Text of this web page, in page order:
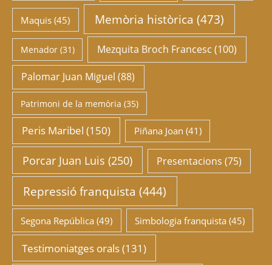
Maquis (45) Memòria històrica (473)
Menador(31) Mezquita Broch Francesc (100)
Palomar Juan Miguel (88)
Patrimoni de la memòria (35)
Peris Maribel (150) Piñana Joan (41)
Porcar Juan Luis (250) Presentacions (75)
Repressió franquista (444)
Segona República (49) Simbologia franquista (45)
Testimoniatges orals(131)